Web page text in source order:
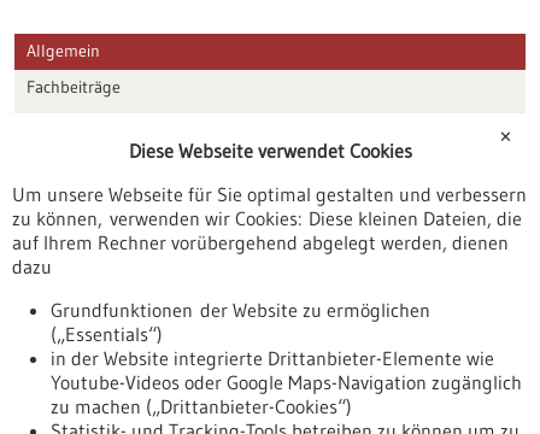
Allgemein
Fachbeiträge
Veranstaltungen
Erscheinungsdatum
✕
Diese Webseite verwendet Cookies
Um unsere Webseite für Sie optimal gestalten und verbessern
zu können, verwenden wir Cookies: Diese kleinen Dateien, die
auf Ihrem Rechner vorübergehend abgelegt werden, dienen
dazu
Grundfunktionen der Website zu ermöglichen
(„Essentials“)
in der Website integrierte Drittanbieter-Elemente wie
Youtube-Videos oder Google Maps-Navigation zugänglich
zu machen („Drittanbieter-Cookies“)